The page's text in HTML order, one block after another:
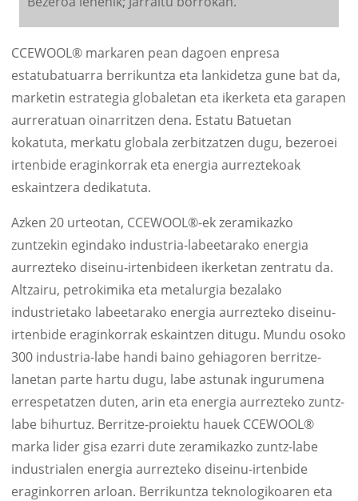
CCEWOOL® markaren pean dagoen enpresa
estatubatuarra berrikuntza eta lankidetza gune bat da,
marketin estrategia globaletan eta ikerketa eta garapen
aurreratuan oinarritzen dena. Estatu Batuetan
kokatuta, merkatu globala zerbitzatzen dugu, bezeroei
irtenbide eraginkorrak eta energia aurreztekoak
eskaintzera dedikatuta.
Azken 20 urteotan, CCEWOOL®-ek zeramikazko
zuntzekin egindako industria-labeetarako energia
aurrezteko diseinu-irtenbideen ikerketan zentratu da.
Altzairu, petrokimika eta metalurgia bezalako
industrietako labeetarako energia aurrezteko diseinu-
irtenbide eraginkorrak eskaintzen ditugu. Mundu osoko
300 industria-labe handi baino gehiagoren berritze-
lanetan parte hartu dugu, labe astunak ingurumena
errespetatzen duten, arin eta energia aurrezteko zuntz-
labe bihurtuz. Berritze-proiektu hauek CCEWOOL®
marka lider gisa ezarri dute zeramikazko zuntz-labe
industrialen energia aurrezteko diseinu-irtenbide
eraginkorren arloan. Berrikuntza teknologikoaren eta